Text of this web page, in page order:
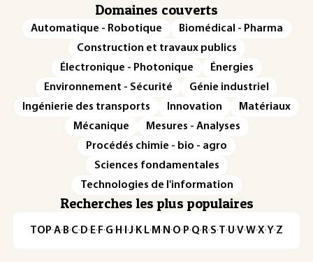
Domaines couverts
Automatique - Robotique
Biomédical - Pharma
Construction et travaux publics
Électronique - Photonique
Énergies
Environnement - Sécurité
Génie industriel
Ingénierie des transports
Innovation
Matériaux
Mécanique
Mesures - Analyses
Procédés chimie - bio - agro
Sciences fondamentales
Technologies de l'information
Recherches les plus populaires
TOP·A·B·C· D· E· F·G· H · ·J· K· L· M · N ·O· P·Q· R·S·T·U·V·W·X·Y·Z